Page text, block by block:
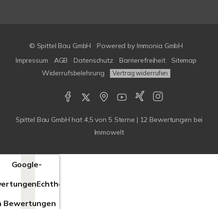
© Spittel Bau GmbH Powered by Immonia GmbH
Impressum
AGB Datenschutz Barrierefreiheit
Sitemap
Widerrufsbelehrung
Vertrag widerrufen
Spittel Bau GmbH hat 4,5 von 5 Sterne | 12 Bewertungen bei
Immowelt
Google-
Echtheit
Bewertungen